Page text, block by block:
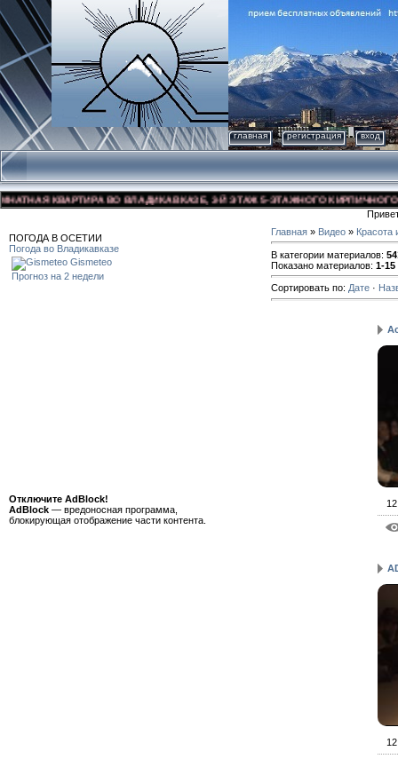
главная регистрация вход
ВО ВЛАДИКАВКАЗЕ, 3-Й ЭТАЖ 5-ЭТАЖНОГО КИРПИЧНОГО ДОМА,
ПОГОДА В ОСЕТИИ
Погода во Владикавказе
Gismeteo
Прогноз на 2 недели
Отключите AdBlock!
AdBlock — вредоносная программа,
блокирующая отображение части контента.
Главная » Видео » Красота
В категории материалов:
Показано материалов: 1-15
Сортировать по: Дате ·